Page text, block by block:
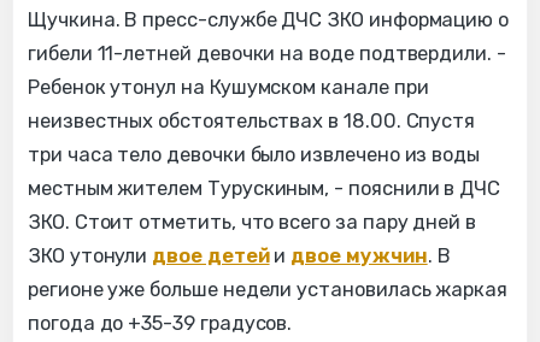
Щучкина. В пресс-службе ДЧС ЗКО информацию о
гибели 11-летней девочки на воде подтвердили. -
Ребенок утонул на Кушумском канале при
неизвестных обстоятельствах в 18.00. Спустя
три часа тело девочки было извлечено из воды
местным жителем Турускиным, - пояснили в ДЧС
ЗКО. Стоит отметить, что всего за пару дней в
ЗКО утонули двое детейи двое мужчин. В
регионе уже больше недели установилась жаркая
погода до +35-39 градусов.